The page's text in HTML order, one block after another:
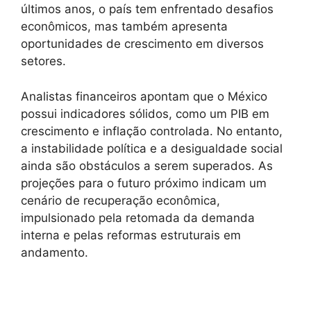
últimos anos, o país tem enfrentado desafios
econômicos, mas também apresenta
oportunidades de crescimento em diversos
setores.
Analistas financeiros apontam que o México
possui indicadores sólidos, como um PIB em
crescimento e inflação controlada. No entanto,
a instabilidade política e a desigualdade social
ainda são obstáculos a serem superados. As
projeções para o futuro próximo indicam um
cenário de recuperação econômica,
impulsionado pela retomada da demanda
interna e pelas reformas estruturais em
andamento.